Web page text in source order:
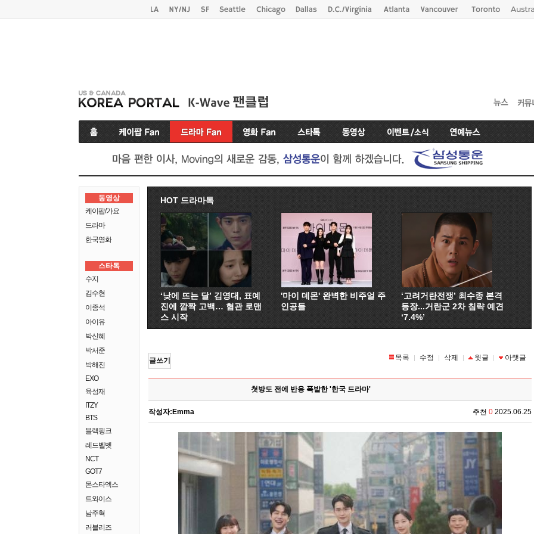
동영상
케이팝/가요
드라마
한국영화
스타톡
수지
김수현
이종석
아이유
박신혜
박서준
박해진
EXO
육성재
ITZY
BTS
블랙핑크
레드벨벳
NCT
GOT7
몬스타엑스
트와이스
남주혁
러블리즈
HOT 드라마톡
‘낮에 뜨는 달’ 김영대, 표예
진에 깜짝 고백… 혐관 로맨
스 시작
'마이 데몬' 완벽한 비주얼 주
인공들
‘고려거란전쟁’ 최수종 본격
등장...거란군 2차 침략 예견
‘7.4%’
글쓰기 목록 | 수정 | 삭제 | 윗글 | 아랫글
첫방도 전에 반응 폭발한 '한국 드라마'
작성자: Emma 추천 0 2025.06.25